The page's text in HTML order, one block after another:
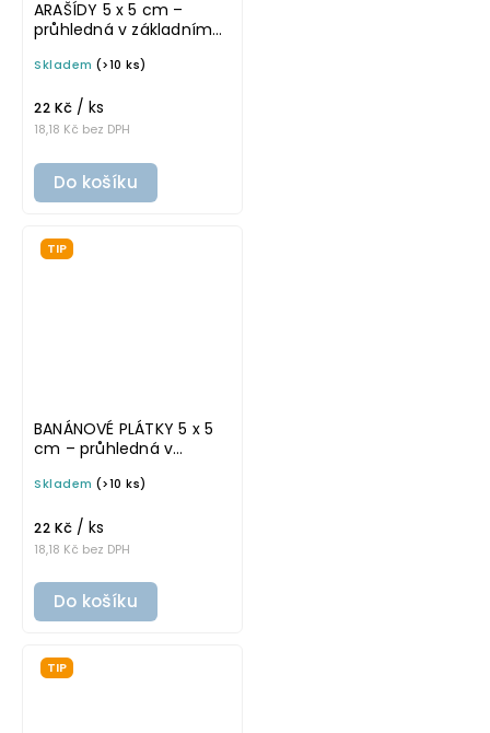
ARAŠÍDY 5 x 5 cm –
průhledná v základním
samolepka na
Skladem (>10 ks)
18,18 Kč bez DPH
22 Kč / ks
Do košíku
TIP
BANÁNOVÉ PLÁTKY 5 x 5
cm – průhledná v
omyvatelná samolepka
Skladem (>10 ks)
18,18 Kč bez DPH
22 Kč / ks
Do košíku
TIP